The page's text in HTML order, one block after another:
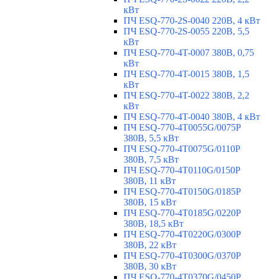
кВт
ПЧ ESQ-770-2S-0040 220В, 4 кВт
ПЧ ESQ-770-2S-0055 220В, 5,5
кВт
ПЧ ESQ-770-4T-0007 380В, 0,75
кВт
ПЧ ESQ-770-4T-0015 380В, 1,5
кВт
ПЧ ESQ-770-4T-0022 380В, 2,2
кВт
ПЧ ESQ-770-4T-0040 380В, 4 кВт
ПЧ ESQ-770-4T0055G/0075P
380В, 5,5 кВт
ПЧ ESQ-770-4T0075G/0110P
380В, 7,5 кВт
ПЧ ESQ-770-4T0110G/0150P
380В, 11 кВт
ПЧ ESQ-770-4T0150G/0185P
380В, 15 кВт
ПЧ ESQ-770-4T0185G/0220P
380В, 18,5 кВт
ПЧ ESQ-770-4T0220G/0300P
380В, 22 кВт
ПЧ ESQ-770-4T0300G/0370P
380В, 30 кВт